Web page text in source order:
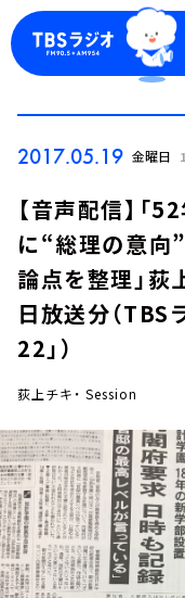
今日の番組表
トピックス
TBS
お知らせ
イベント・グ
YouTube
会社情報
2017.05.19 金曜日
【音声配信】「
に“総理の意向
論点を整理」
日放送分（TBS
22」）
荻上チキ・ Session